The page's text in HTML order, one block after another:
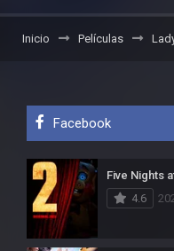
Inicio Películas
Facebook
Five Nights
4.6